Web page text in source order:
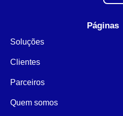
Páginas
Soluções
Clientes
Parceiros
Quem somos